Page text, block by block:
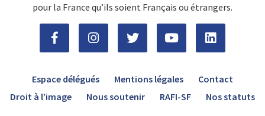
pour la France qu’ils soient Français ou étrangers.
Espace délégués Mentions légales
Contact
Droit à l’image
Nous soutenir RAFI-SF Nos statuts